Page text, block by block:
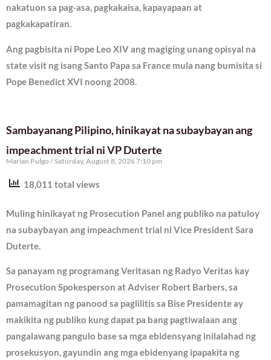
nakatuon sa pag-asa, pagkakaisa, kapayapaan at
pagkakapatiran.
Ang pagbisita ni Pope Leo XIV ang magiging unang opisyal na
state visit ng isang Santo Papa sa France mula nang bumisita si
Pope Benedict XVI noong 2008.
Sambayanang Pilipino, hinikayat na subaybayan ang
impeachment trial ni VP Duterte
Marian Pulgo Saturday, August 8, 2026 7:10 pm
18,011 total views
Muling hinikayat ng Prosecution Panel ang publiko na patuloy
na subaybayan ang impeachment trial ni Vice President Sara
Duterte.
Sa panayam ng programang Veritasan ng Radyo Veritas kay
Prosecution Spokesperson at Adviser Robert Barbers, sa
pamamagitan ng panood sa paglilitis sa Bise Presidente ay
makikita ng publiko kung dapat pa bang pagtiwalaan ang
pangalawang pangulo base sa mga ebidensyang inilalahad ng
prosekusyon, gayundin ang mga ebidenyang ipapakita ng